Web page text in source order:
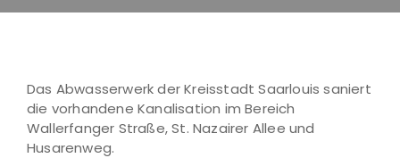
Das Abwasserwerk der Kreisstadt Saarlouis saniert
die vorhandene Kanalisation im Bereich
Wallerfanger Straße, St. Nazairer Allee und
Husarenweg.